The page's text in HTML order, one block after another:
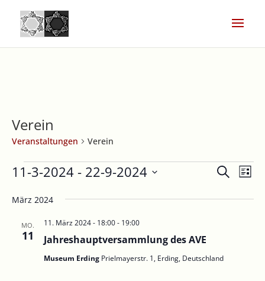
Verein
Veranstaltungen Verein
Veranstaltungen
und
SucheListe
11-3-2024 - 22-9-2024
wählen.
März 2024
MO.
11 Jahreshauptversammlung des AVE
11. März 2024 - 18:00- 19:00
Museum Erding Prielmayerstr. 1, Erding, Deutschland